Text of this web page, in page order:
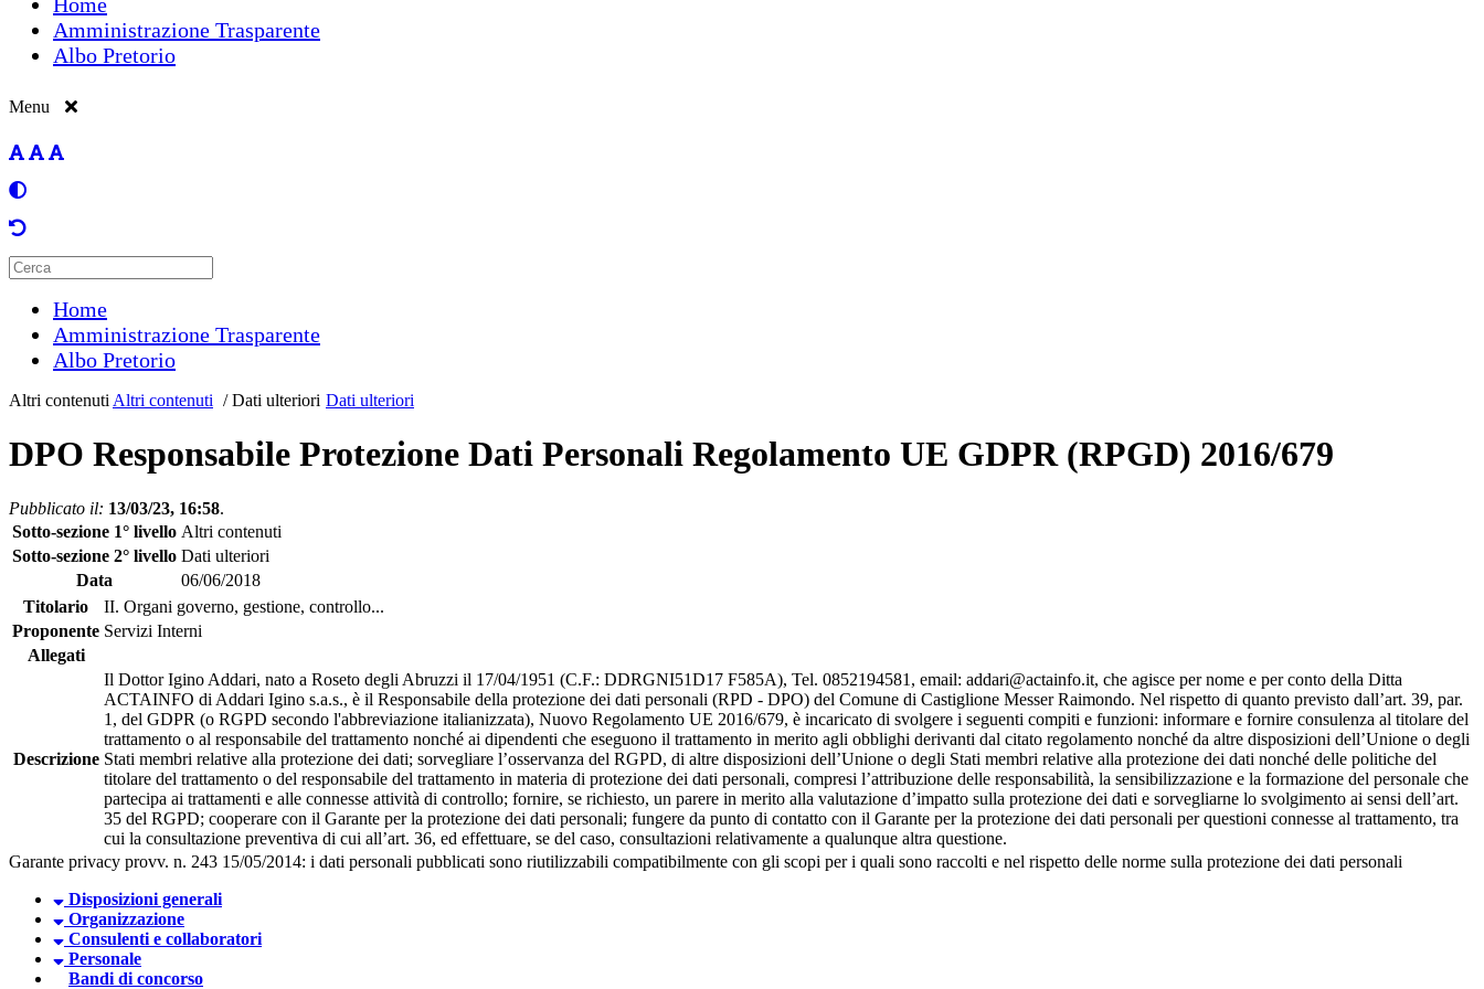
Amministrazione Trasparente
Albo Pretorio
Menu
Home
Amministrazione Trasparente
Albo Pretorio
Altri contenuti Altri contenuti /Dati ulteriori Dati ulteriori
DPO Responsabile Protezione Dati Personali Regolamento UE GDPR (RPGD) 2016/679
Pubblicato il: 13/03/23, 16:58.
Sotto-sezione 1° livello Altri contenuti
Sotto-sezione 2° livello Dati ulteriori
Data
06/06/2018
Titolario
II. Organi governo, gestione, controllo...
Proponente Servizi Interni
Allegati
Descrizione
Il Dottor Igino Addari, nato a Roseto degli Abruzzi il 17/04/1951 (C.F.: DDRGNI51D17 F585A), Tel. 0852194581, email: addari@actainfo.it, che agisce per nome e per conto della Ditta
ACTAINFO di Addari Igino s.a.s., è il Responsabile della protezione dei dati personali (RPD - DPO) del Comune di Castiglione Messer Raimondo. Nel rispetto di quanto previsto dall’art. 39, par.
1, del GDPR (o RGPD secondo l'abbreviazione italianizzata), Nuovo Regolamento UE 2016/679, è incaricato di svolgere i seguenti compiti e funzioni: informare e fornire consulenza al titolare del
trattamento o al responsabile del trattamento nonché ai dipendenti che eseguono il trattamento in merito agli obblighi derivanti dal citato regolamento nonché da altre disposizioni dell’Unione o degli
Stati membri relative alla protezione dei dati; sorvegliare l’osservanza del RGPD, di altre disposizioni dell’Unione o degli Stati membri relative alla protezione dei dati nonché delle politiche del
titolare del trattamento o del responsabile del trattamento in materia di protezione dei dati personali, compresi l’attribuzione delle responsabilità, la sensibilizzazione e la formazione del personale che
partecipa ai trattamenti e alle connesse attività di controllo; fornire, se richiesto, un parere in merito alla valutazione d’impatto sulla protezione dei dati e sorvegliarne lo svolgimento ai sensi dell’art.
35 del RGPD; cooperare con il Garante per la protezione dei dati personali; fungere da punto di contatto con il Garante per la protezione dei dati personali per questioni connesse al trattamento, tra
cui la consultazione preventiva di cui all’art. 36, ed effettuare, se del caso, consultazioni relativamente a qualunque altra questione.
Garante privacy provv. n. 243 15/05/2014: i dati personali pubblicati sono riutilizzabili compatibilmente con gli scopi per i quali sono raccolti e nel rispetto delle norme sulla protezione dei dati personali
Disposizioni generali
Organizzazione
Consulenti e collaboratori
Personale
Bandi di concorso